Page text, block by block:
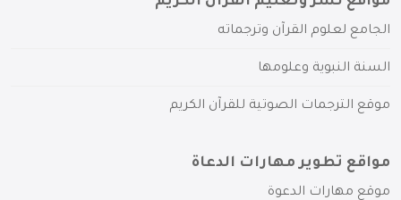
الجامع لعلوم القرآن وترجماته
السنة النبوية وعلومها
موقع الترجمات الصوتية للقرآن الكريم
مواقع تطوير مهارات الدعاة
موقع مهارات الدعوة